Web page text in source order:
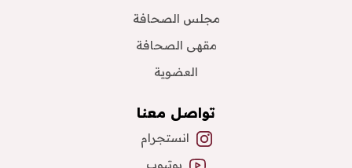
مجلس الصحافة
مقهى الصحافة
العضوية
تواصل معنا
انستجرام
يوتيوب